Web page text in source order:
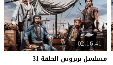
02:16:41
مسلسل بربروس الحلقة 31